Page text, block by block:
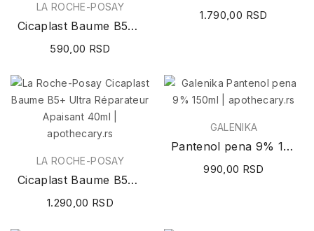
LA ROCHE-POSAY
Cicaplast Baume B5+ Ultra Réparateur Apaisant 15ml
590,00 RSD
1.790,00 RSD
LA ROCHE-POSAY
Cicaplast Baume B5+ Ultra Réparateur Apaisant 40ml
1.290,00 RSD
GALENIKA
Pantenol pena 9% 150ml
990,00 RSD